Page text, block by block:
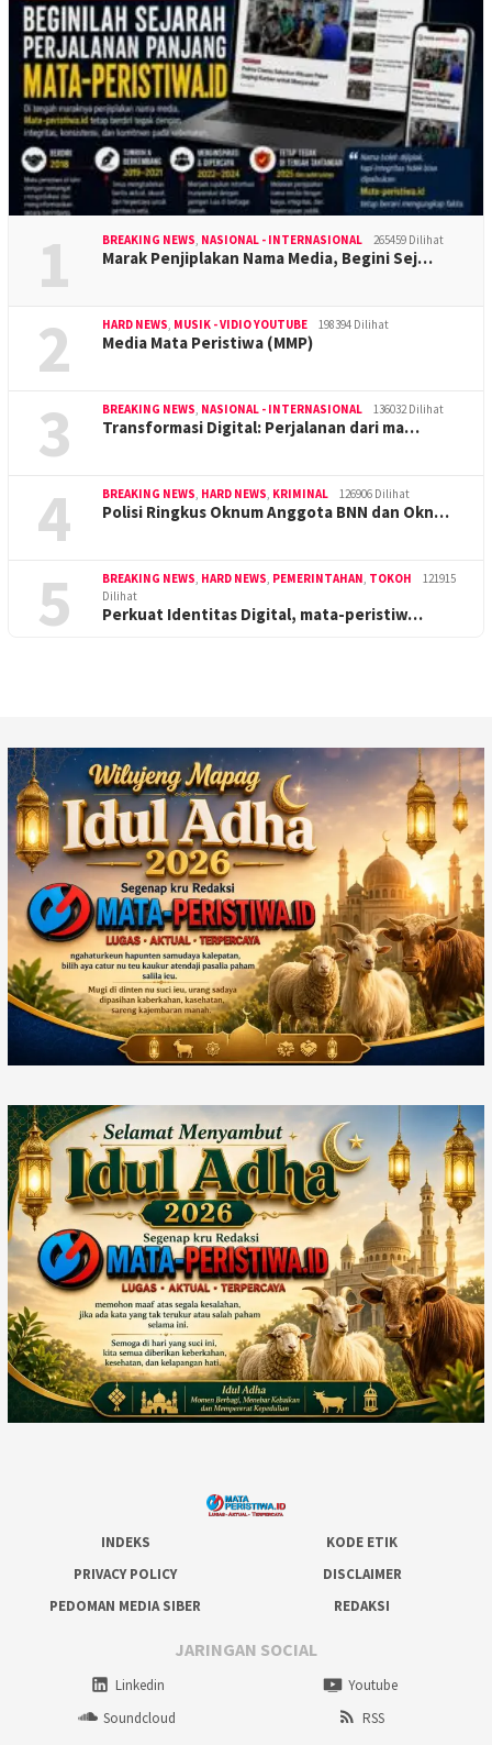
1 BREAKING NEWS NASIONAL - INTERNASIONAL 265459 Dilihat
Marak Penjiplakan Nama Media, Begini Sej…
2 HARD NEWS MUSIK - VIDIO YOUTUBE 198394 Dilihat
Media Mata Peristiwa (MMP)
3 BREAKING NEWS NASIONAL - INTERNASIONAL 136032 Dilihat
Transformasi Digital: Perjalanan dari ma…
4 BREAKING NEWS HARD NEWS KRIMINAL 126906 Dilihat
Polisi Ringkus Oknum Anggota BNN dan Okn…
5 BREAKING NEWS HARD NEWS PEMERINTAHAN TOKOH
121915
Dilihat
Perkuat Identitas Digital, mata-peristiw…
INDEKS
KODE ETIK
PRIVACY POLICY
DISCLAIMER
PEDOMAN MEDIA SIBER
REDAKSI
JARINGAN SOCIAL
Linkedin
Youtube
Soundcloud
RSS